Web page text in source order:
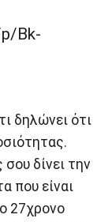
Bk-
δηλώνει ότι
δίνει την
που είναι
27χρονο